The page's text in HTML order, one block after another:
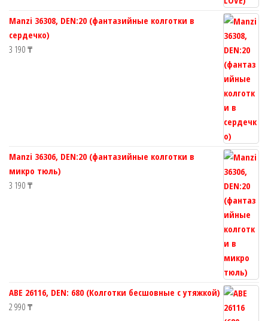
Manzi 36308, DEN:20 (фантазийные колготки в
сердечко)
3 190 ₸
Manzi 36306, DEN:20 (фантазийные колготки в
микро тюль)
3 190 ₸
ABE 26116, DEN: 680 (Колготки бесшовные с утяжкой)
2 990 ₸